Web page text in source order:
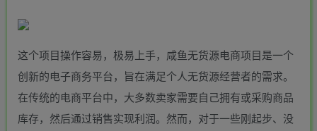
这个项目操作容易，极易上手，咸鱼无货源电商项目是一个
创新的电子商务平台，旨在满足个人无货源经营者的需求。
在传统的电商平台中，大多数卖家需要自己拥有或采购商品
库存，然后通过销售实现利润。然而，对于一些刚起步、没